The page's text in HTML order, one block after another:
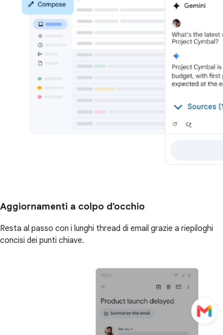
Aggiornamenti a colpo d'occhio
Resta al passo con i lunghi thread di email grazie a riepiloghi
concisi dei punti chiave.